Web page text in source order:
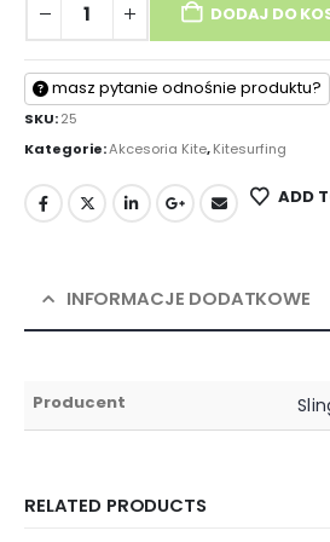
DODAJ DO
masz pytanie odnośnie produktu?
SKU:25
Kategorie:Akcesoria Kite,Kitesurfing
ADD
INFORMACJE DODATKOWE
Producent
RELATED PRODUCTS